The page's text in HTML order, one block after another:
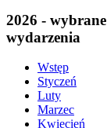
2026 - wybrane
wydarzenia
Wstęp
Styczeń
Luty
Marzec
Kwiecień